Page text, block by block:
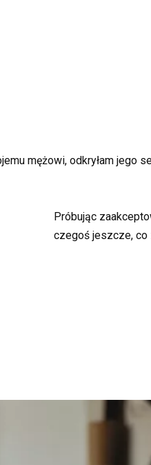
mężowi, odkryłam jego
Próbując
czegoś jeszcze, co